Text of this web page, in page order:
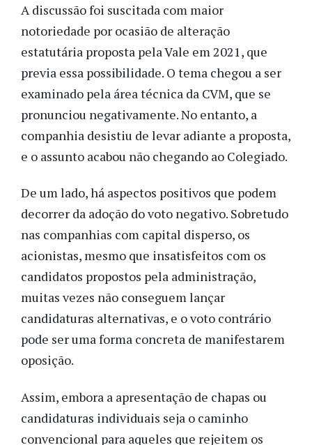
A discussão foi suscitada com maior
notoriedade por ocasião de alteração
estatutária proposta pela Vale em 2021, que
previa essa possibilidade. O tema chegou a ser
examinado pela área técnica da CVM, que se
pronunciou negativamente. No entanto, a
companhia desistiu de levar adiante a proposta,
e o assunto acabou não chegando ao Colegiado.
De um lado, há aspectos positivos que podem
decorrer da adoção do voto negativo. Sobretudo
nas companhias com capital disperso, os
acionistas, mesmo que insatisfeitos com os
candidatos propostos pela administração,
muitas vezes não conseguem lançar
candidaturas alternativas, e o voto contrário
pode ser uma forma concreta de manifestarem
oposição.
Assim, embora a apresentação de chapas ou
candidaturas individuais seja o caminho
convencional para aqueles que rejeitem os